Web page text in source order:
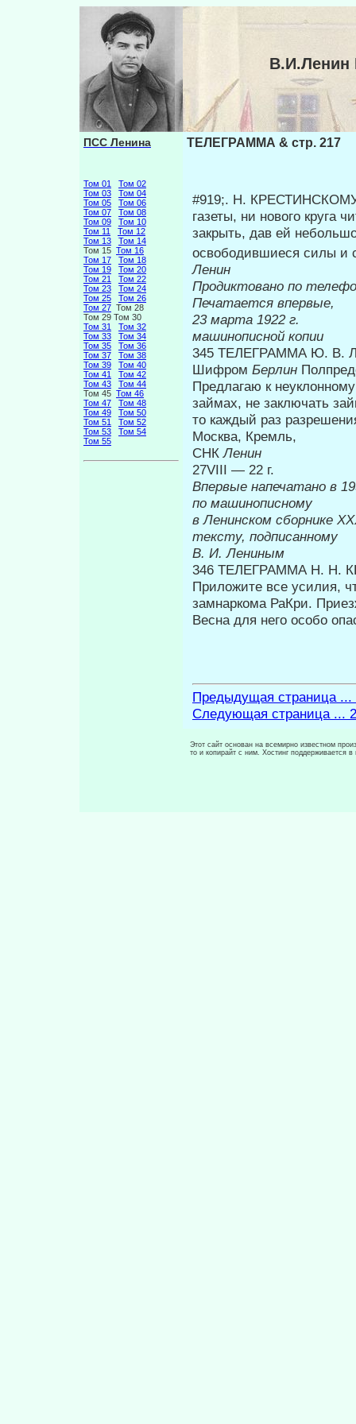
В.И.Ленин
ПСС Ленина
Том 01
Том 02
Том 03
Том 04
Том 05
Том 06
Том 07
Том 08
Том 09
Том 10
Том 11
Том 12
Том 13
Том 14
Том 15 Том 16
Том 17
Том 18
Том 19
Том 20
Том 21
Том 22
Том 23
Том 24
Том 25
Том 26
Том 27 Том 28
Том 29 Том 30
Том 31
Том 32
Том 33
Том 34
Том 35
Том 36
Том 37
Том 38
Том 39
Том 40
Том 41
Том 42
Том 43
Том 44
Том 45 Том 46
Том 47
Том 48
Том 49
Том 50
Том 51
Том 52
Том 53
Том 54
Том 55
ТЕЛЕГРАММА & стр. 217
#919;. Η. КРЕСТИНСКОМУ.
газеты, ни нового круга
закрыть, дав ей
освободившиеся силы и
Ленин
Продиктовано по
Печатается впервые,
23
машинописной копии
345 ТЕЛЕГРАММА Ю. В.
Шифром Берлин
Предлагаю к
займах, не заключать
то каждый раз
СНКЛенин
27VIII — 22 г.
Впервые
по машинописному
в Ленинском сборнике
тексту, подписанному
В. И. Лениным
346 ТЕЛЕГРАММА Η. Η.
Приложите все усилия,
замнаркома РаКри.
Весна для него особо
Предыдущая страница ...
Следующая страница ...
Этот сайт основан на всемирно известном
то и копирайт с ним. Хостинг поддерживается